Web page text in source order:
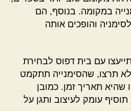
במקומה. בנוסף, הם
והופכים אותה
עם בית דפוס לבחירת
לא תרצו, שהסימנייה תתקמט
שהיא תאריך זמן. כמובן
עומק לעיצוב ותגן על